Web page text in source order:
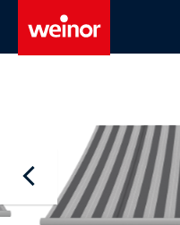
Skip to main content